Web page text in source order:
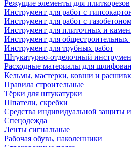
Режущие элементы для плиткорезов
Инструмент для работ с
Инструмент для работ с
Инструмент для плиточных и
Инструмент для общестроительных
Инструмент для трубных работ
Штукатурно-отделочный
Расходные материалы для
Кельмы, мастерки, ковши и
Правила строительные
Тёрки для штукатурки
Шпатели, скребки
Средства индивидуальной защиты
Спецодежда
Ленты сигнальные
Рабочая обувь, наколенники